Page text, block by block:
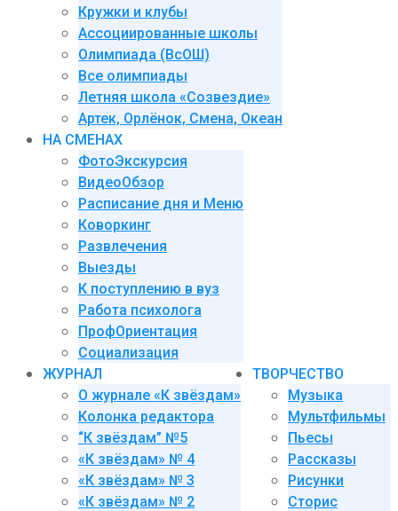
Кружки и клубы
Ассоциированные школы
Олимпиада (ВсОШ)
Все олимпиады
Летняя школа «Созвездие»
Артек, Орлёнок, Смена, Океан
НА СМЕНАХ
ФотоЭкскурсия
ВидеоОбзор
Расписание дня и Меню
Коворкинг
Развлечения
Выезды
К поступлению в вуз
Работа психолога
ПрофОриентация
Социализация
ЖУРНАЛ
О журнале «К звёздам»
Колонка редактора
“К звёздам” №5
«К звёздам» № 4
«К звёздам» № 3
«К звёздам» № 2
ТВОРЧЕСТВО
Музыка
Мультфильмы
Пьесы
Рассказы
Рисунки
Сторис